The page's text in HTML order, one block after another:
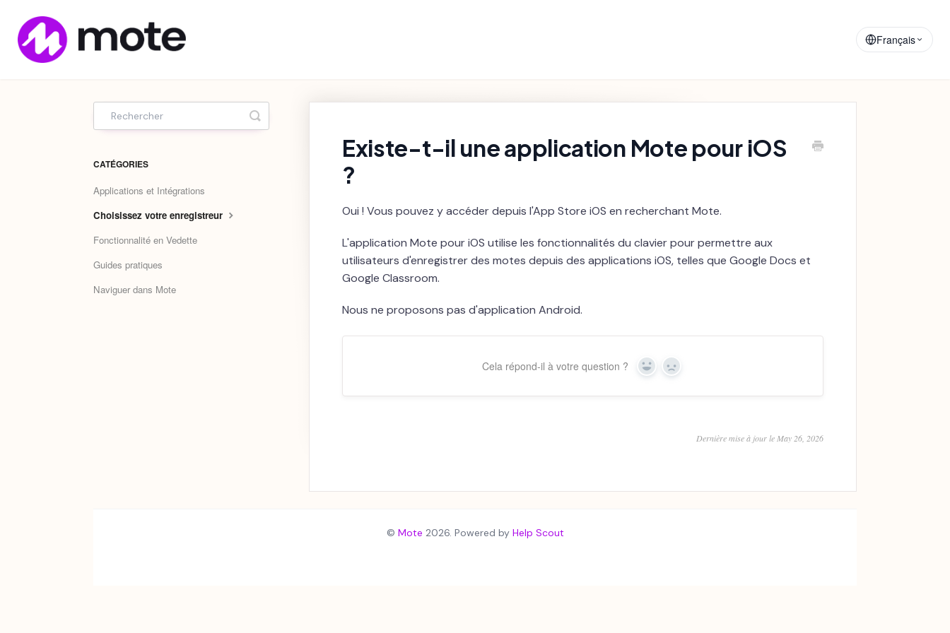
Français
Existe-t-il une application Mote pour iOS
?
Oui ! Vous pouvez y accéder depuis l'App Store iOS en recherchant Mote.
L'application Mote pour iOS utilise les fonctionnalités du clavier pour permettre aux
utilisateurs d'enregistrer des motes depuis des applications iOS, telles que Google Docs et
Google Classroom.
Nous ne proposons pas d'application Android.
Cela répond-il à votre question ? Yes No
Dernière mise à jour le May 26, 2026
Toggle Search
CATÉGORIES
Applications et Intégrations
Choisissez votre enregistreur
Fonctionnalité en Vedette
Guides pratiques
Naviguer dans Mote
© Mote 2026. Powered by Help Scout